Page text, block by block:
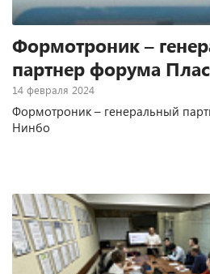
Формотроник –
партнер форума
14 февраля 2024
Формотроник – генеральный
Нинбо